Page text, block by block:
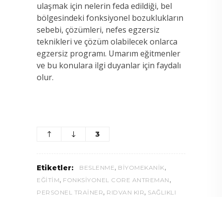
ulaşmak için nelerin feda edildiği, bel
bölgesindeki fonksiyonel bozuklukların
sebebi, çözümleri, nefes egzersiz
teknikleri ve çözüm olabilecek onlarca
egzersiz programı. Umarım eğitmenler
ve bu konulara ilgi duyanlar için faydalı
olur.
3
Etiketler: BESLENME, BIYOMEKANIK,
EĞITIM, FONKSIYONEL CORE ANTREMAN ,
PERSONEL TRAINER, RIDVAN KIR, SAĞLIKLI